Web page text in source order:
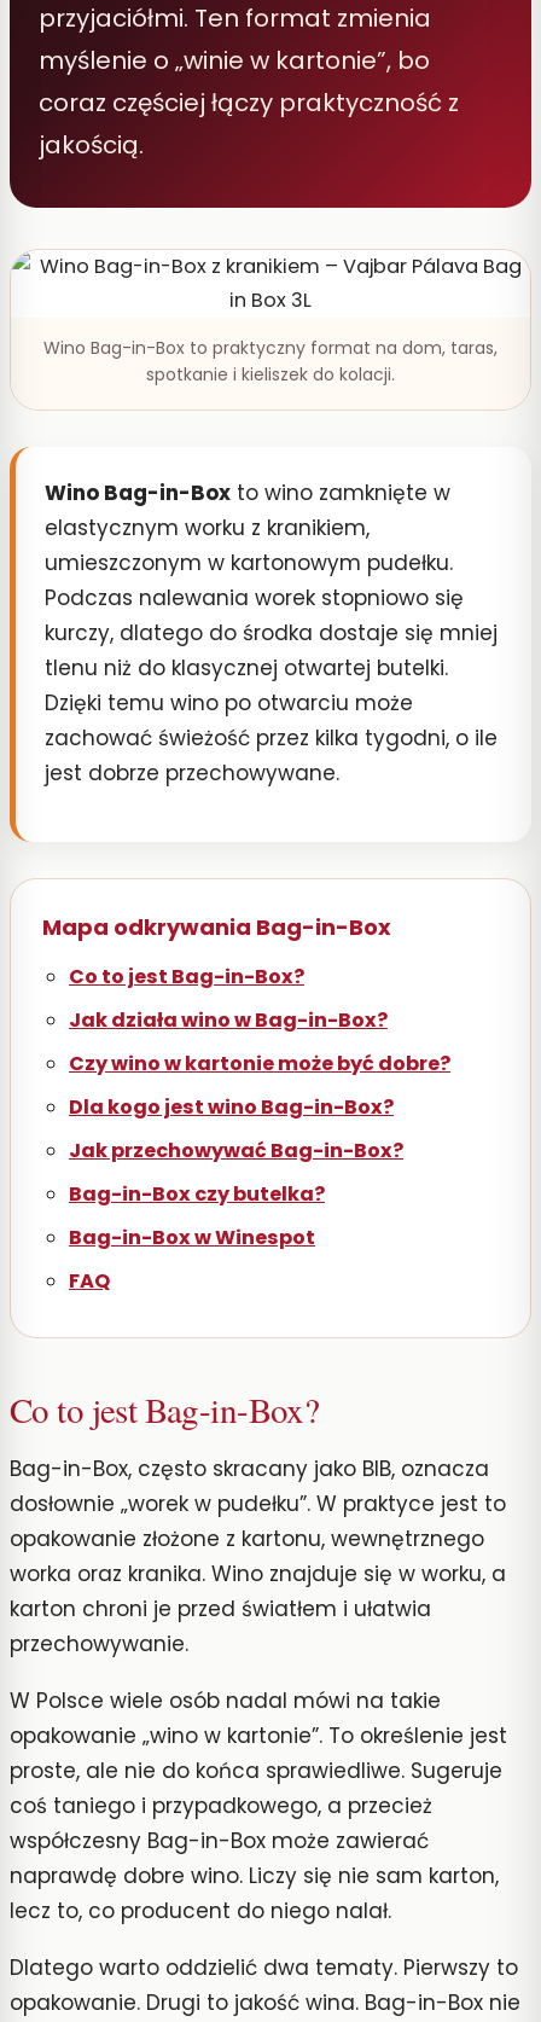
przyjaciółmi. Ten format zmienia
myślenie o „winie w kartonie”, bo
coraz częściej łączy praktyczność z
jakością.
Wino Bag-in-Box to praktyczny format na dom, taras,
spotkanie i kieliszek do kolacji.
Wino Bag-in-Box to wino zamknięte w
elastycznym worku z kranikiem,
umieszczonym w kartonowym pudełku.
Podczas nalewania worek stopniowo się
kurczy, dlatego do środka dostaje się mniej
tlenu niż do klasycznej otwartej butelki.
Dzięki temu wino po otwarciu może
zachować świeżość przez kilka tygodni, o ile
jest dobrze przechowywane.
Mapa odkrywania Bag-in-Box
Co to jest Bag-in-Box?
Jak działa wino w Bag-in-Box?
Czy wino w kartonie może być dobre?
Dla kogo jest wino Bag-in-Box?
Jak przechowywać Bag-in-Box?
Bag-in-Box czy butelka?
Bag-in-Box w Winespot
FAQ
Co to jest Bag-in-Box?
Bag-in-Box, często skracany jako BIB, oznacza
dosłownie „worek w pudełku”. W praktyce jest to
opakowanie złożone z kartonu, wewnętrznego
worka oraz kranika. Wino znajduje się w worku, a
karton chroni je przed światłem i ułatwia
przechowywanie.
W Polsce wiele osób nadal mówi na takie
opakowanie „wino w kartonie”. To określenie jest
proste, ale nie do końca sprawiedliwe. Sugeruje
coś taniego i przypadkowego, a przecież
współczesny Bag-in-Box może zawierać
naprawdę dobre wino. Liczy się nie sam karton,
lecz to, co producent do niego nalał.
Dlatego warto oddzielić dwa tematy. Pierwszy to
opakowanie. Drugi to jakość wina. Bag-in-Box nie